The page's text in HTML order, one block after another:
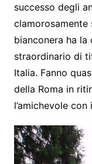
successo degli
clamorosamente
bianconera ha
straordinario di
Italia. Fanno
della Roma in
l’amichevole